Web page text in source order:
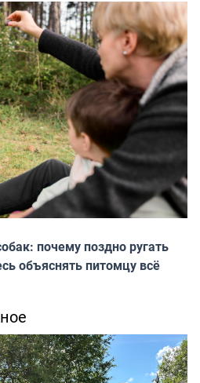
почему поздно ругать
объяснять питомцу всё